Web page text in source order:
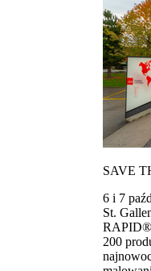
SAVE
6 i 7
St.
RAPID®
200